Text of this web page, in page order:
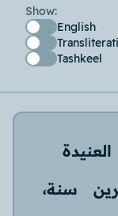
Show:
English
Tashkeel
العنيدة
سنة،